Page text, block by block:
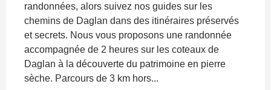
randonnées, alors suivez nos guides sur les
chemins de Daglan dans des itinéraires préservés
et secrets. Nous vous proposons une randonnée
accompagnée de 2 heures sur les coteaux de
Daglan à la découverte du patrimoine en pierre
sèche. Parcours de 3 km hors...